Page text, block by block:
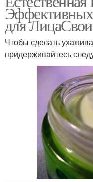
для
Чтобы сделать
придерживайтесь